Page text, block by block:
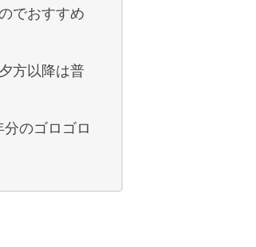
でおすすめ
夕方以降は普
のゴロゴロ